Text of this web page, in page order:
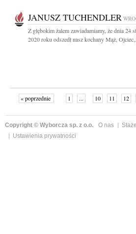
JANUSZ TUCHENDLER
Z głębokim żalem zawiadamiamy, że dnia 24
2020 roku odszedł nasz kochany Mąż,
« poprzednie 1 ... 10 11 12
Copyright © Wyborcza sp. z o.o. O nas
Ustawienia prywatności